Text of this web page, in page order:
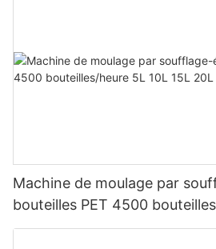
Machine de moulage par
bouteilles PET 4500
20L 5 gallons